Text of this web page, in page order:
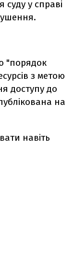
суду у справі
"порядок
з метою
доступу до
на
навіть